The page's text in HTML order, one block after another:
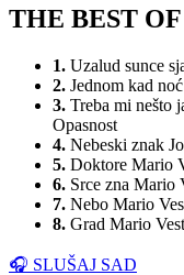
THE BEST OF
1. Uzalud sunce
2. Jednom kad noć
3. Treba mi nešto
Opasnost
4. Nebeski znak
5. Doktore Mario
6. Srce zna Mario
7. Nebo Mario
8. Grad Mario
🎧 SLUŠAJ SAD